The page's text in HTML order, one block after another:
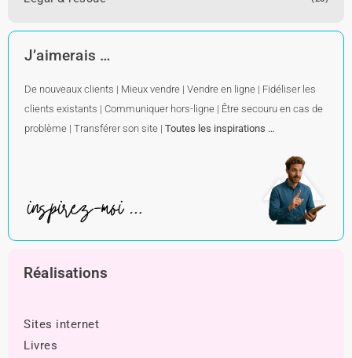
J’aimerais …
De nouveaux clients | Mieux vendre | Vendre en ligne | Fidéliser les
clients existants | Communiquer hors-ligne | Être secouru en cas de
problème | Transférer son site | Toutes les inspirations …
Réalisations
Sites internet
Livres